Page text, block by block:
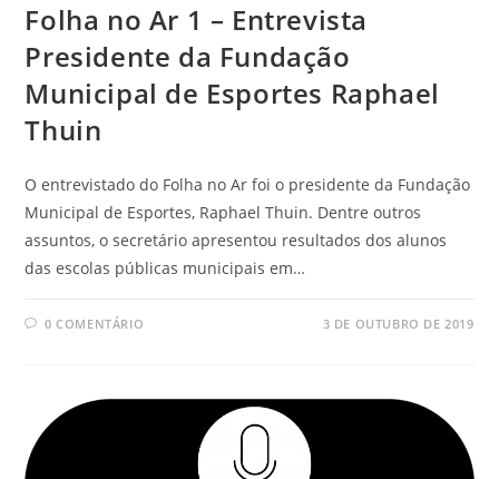
Folha no Ar 1 – Entrevista
Presidente da Fundação
Municipal de Esportes Raphael
Thuin
O entrevistado do Folha no Ar foi o presidente da Fundação
Municipal de Esportes, Raphael Thuin. Dentre outros
assuntos, o secretário apresentou resultados dos alunos
das escolas públicas municipais em…
0 COMENTÁRIO 3 DE OUTUBRO DE 2019